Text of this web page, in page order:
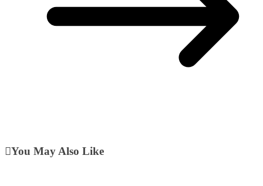
You May Also Like